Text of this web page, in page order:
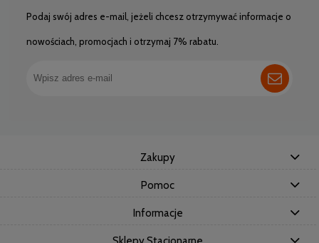
Podaj swój adres e-mail, jeżeli chcesz otrzymywać informacje o
nowościach, promocjach i otrzymaj 7% rabatu.
Zakupy
Pomoc
Informacje